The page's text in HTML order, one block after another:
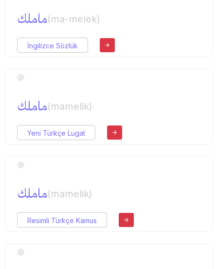
ماملك(ma-melek)
İngilizce Sözlük
ماملك(mamelik)
Yeni Türkçe Lugat
ماملك(mamelik)
Resimli Türkçe Kamus